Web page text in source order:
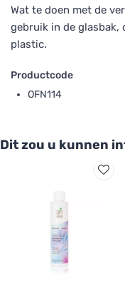
Wat te doen met de
gebruik in de glasbak,
plastic.
Productcode
OFN114
Dit zou u kunnen